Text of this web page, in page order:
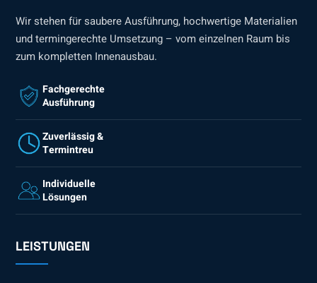
Wir stehen für saubere Ausführung, hochwertige Materialien
und termingerechte Umsetzung – vom einzelnen Raum bis
zum kompletten Innenausbau.
Fachgerechte
Ausführung
Zuverlässig &
Termintreu
Individuelle
Lösungen
LEISTUNGEN